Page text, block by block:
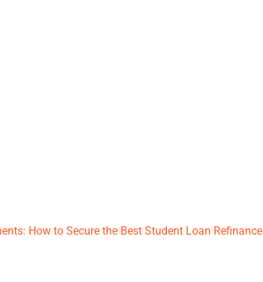
How to Secure the Best Student Loan Refinance